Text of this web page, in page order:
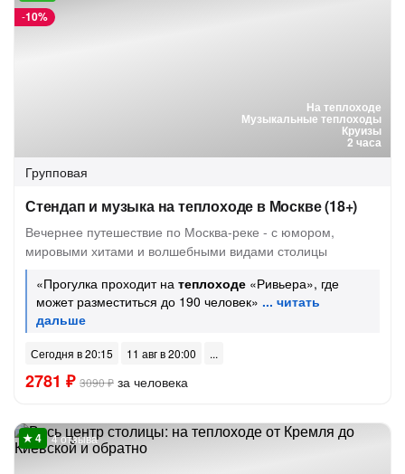
На теплоходе
Музыкальные теплоходы
Круизы
2 часа
-10%
Групповая
Стендап и музыка на теплоходе в Москве (18+)
Вечернее путешествие по Москва-реке - с юмором,
мировыми хитами и волшебными видами столицы
«Прогулка проходит на теплоходе «Ривьера», где
может разместиться до 190 человек»
Сегодня в 20:15 11 авг в 20:00
2781 ₽ 3090 ₽ за человека
4 отзыва